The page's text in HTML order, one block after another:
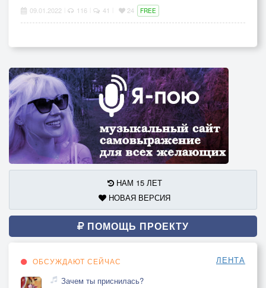
09.01.2022 116 41 24 FREE
НАМ 15 ЛЕТ
НОВАЯ ВЕРСИЯ
ПОМОЩЬ ПРОЕКТУ
ОБСУЖДАЮТ СЕЙЧАС ЛЕНТА
Зачем ты приснилась?